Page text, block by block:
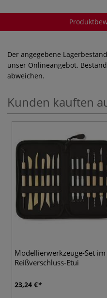
Der angegebene
unser Onlineangebot.
abweichen.
Kunden kauften
Modellierwerkzeuge-Set im
Reißverschluss-Etui
23,24 €